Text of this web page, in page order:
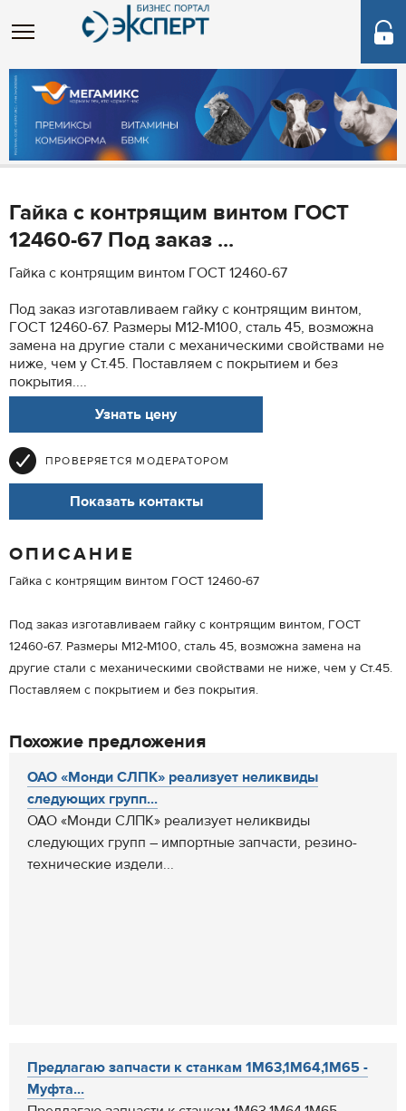
Гайка с контрящим винтом ГОСТ
12460-67 Под заказ ...
Гайка с контрящим винтом ГОСТ 12460-67
Под заказ изготавливаем гайку с контрящим винтом,
ГОСТ 12460-67. Размеры М12-М100, сталь 45, возможна
замена на другие стали с механическими свойствами не
ниже, чем у Ст.45. Поставляем с покрытием и без
покрытия....
Узнать цену
ПРОВЕРЯЕТСЯ МОДЕРАТОРОМ
Показать контакты
ОПИСАНИЕ
Гайка с контрящим винтом ГОСТ 12460-67
Под заказ изготавливаем гайку с контрящим винтом, ГОСТ
12460-67. Размеры М12-М100, сталь 45, возможна замена на
другие стали с механическими свойствами не ниже, чем у Ст.45.
Поставляем с покрытием и без покрытия.
Похожие предложения
ОАО «Монди СЛПК» реализует неликвиды
следующих групп...
ОАО «Монди СЛПК» реализует неликвиды
следующих групп – импортные запчасти, резино-
технические издели...
Предлагаю запчасти к станкам 1М63,1М64,1М65 -
Муфта...